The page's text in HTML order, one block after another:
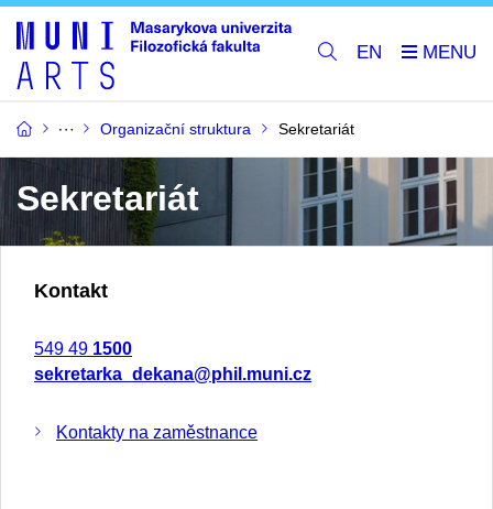
EN
Organizační struktura Sekretariát
Sekretariát
Kontakt
549 49 1500
sekretarka_dekana@phil.muni.cz
Kontakty na zaměstnance